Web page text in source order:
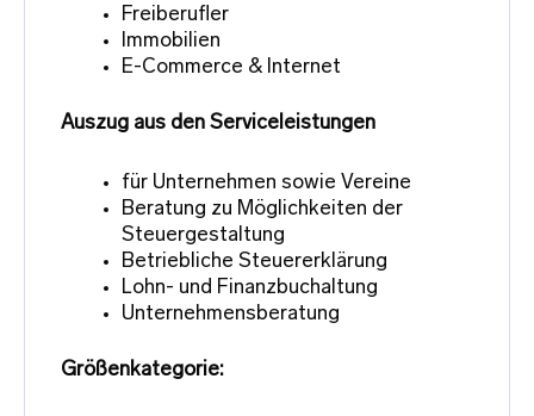
Freiberufler
Immobilien
E-Commerce & Internet
Auszug aus den Serviceleistungen
für Unternehmen sowie Vereine
Beratung zu Möglichkeiten der
Steuergestaltung
Betriebliche Steuererklärung
Lohn- und Finanzbuchaltung
Unternehmensberatung
Größenkategorie: